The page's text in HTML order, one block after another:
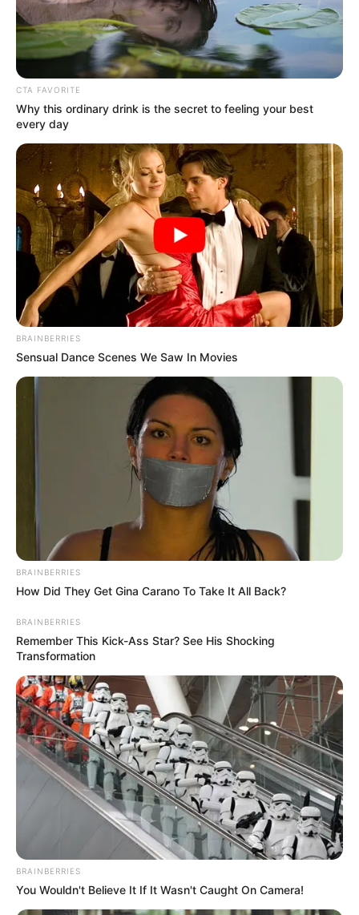
Καλή παραμονή Χριστουγέννων σε όλους σας
Κάλαντα Πρωτοχρονιάς
Αρχιμηνιά κι αρχιχρονιά,
ψηλή μου δεντρολιβανιά
κι αρχή καλός μας χρόνος,
Αρχή που βγήκε ο Χριστός
άγιος και πνευματικός,
στη γη, στη γη να περπατήσει
και να μας καλοκαρδίσει.
Άγιος Βασίλης έρχεται,
κι όλους μας καταδέχεται
από την Καισαρεία,
συ ’σαι αρχόντισσα κυρία.
Βαστά εικόνα και χαρτί,
ζαχαροκάντιο ζυμωτή
χαρτί και καλαμάρι
CTA FAVORITE
Why this ordinary drink is the secret to feeling your best
every day
BRAINBERRIES
Sensual Dance Scenes We Saw In Movies
BRAINBERRIES
How Did They Get Gina Carano To Take It All Back?
BRAINBERRIES
Remember This Kick-Ass Star? See His Shocking
Transformation
BRAINBERRIES
You Wouldn't Believe It If It Wasn't Caught On Camera!